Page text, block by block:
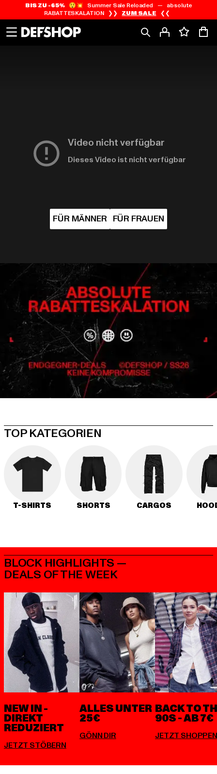
Zum
Inhalt
springen
Zum
Fußzeile
springen
BIS ZU -65%😲💥 Summer Sale Reloaded — absolute
RABATTESKALATION ❯❯ ZUM SALE ❮❮
Video nicht verfügbar
Dieses Video ist nicht verfügbar
TOP KATEGORIEN
T-SHIRTS SHORTS CARGOS
BLOCK HIGHLIGHTS —
DEALS OF THE WEEK
NEW IN -
DIREKT
REDUZIERT
ALLES UNTER
25€
BACK TO
90S - AB 7€